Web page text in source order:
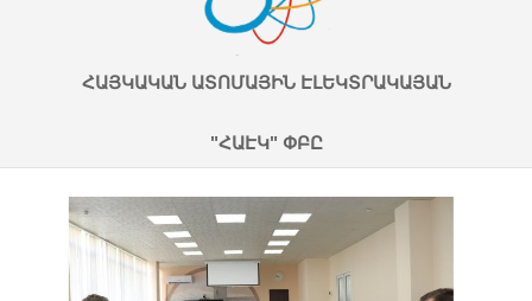
ՀԱՅԿԱԿԱՆ ԱՏՈՄԱՅԻՆ ԷԼԵԿՏՐԱԿԱՅԱՆ
"ՀԱԷԿ" ՓԲԸ